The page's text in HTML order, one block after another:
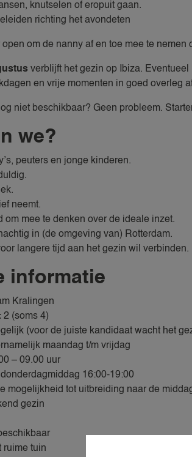
knutselen of eropuit gaan.
richting het avondeten
om de nanny af en toe mee te nemen
verblijft het gezin op Ibiza.
en vrije momenten in goed overleg
niet beschikbaar? Geen probleem.
we?
peuters en jonge kinderen.
neemt.
om mee te denken over de ideale inzet.
in (de omgeving van) Rotterdam.
langere tijd aan het gezin wil verbinden.
informatie
Kralingen
2 (soms 4)
(voor de juiste kandidaat wacht het
maandag t/m vrijdag
– 09.00 uur
donderdagmiddag 16:00-19:00
mogelijkheid tot uitbreiding naar de
gezin
ruime tuin